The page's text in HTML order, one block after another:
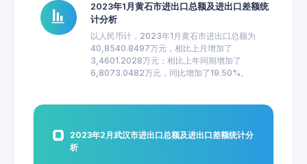
2023年1月黄石市进出口总额及进出口差额统
计分析
以人民币计，2023年1月黄石市进出口总额为
40,8540.8497万元，相比上月增加了
3,4601.2028万元；相比上年同期增加了
6,8073.0482万元，同比增加了19.50%。
2023年2月武汉市进出口总额及进出口差额统计分
析